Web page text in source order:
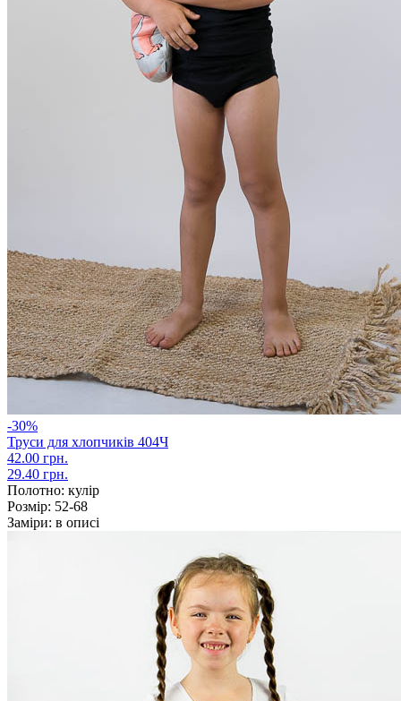
-30%
Труси для хлопчиків 404Ч
42.00 грн.
29.40 грн.
Полотно: кулір
Розмір: 52-68
Заміри: в описі